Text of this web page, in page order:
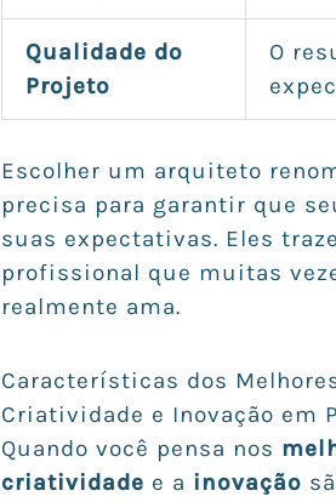
Qualidade do
Projeto
O
Escolher um arquiteto
precisa para garantir que
suas expectativas. Eles
profissional que muitas
realmente ama.
Características dos
Criatividade e Inovação em
Quando você pensa nos
criatividade e a inovação